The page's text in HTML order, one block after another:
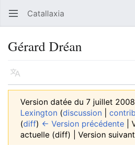
Ouvrir le menu principal Catallaxia
Gérard Dréan
Langue
Version datée du 7 juillet
Lexington (discussion
(diff) ← Version précédente |
actuelle (diff) | Version